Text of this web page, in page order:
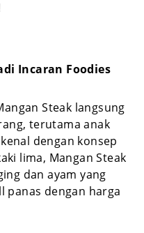
Incaran Foodies
Steak langsung
terutama anak
dengan konsep
lima, Mangan Steak
dan ayam yang
panas dengan harga